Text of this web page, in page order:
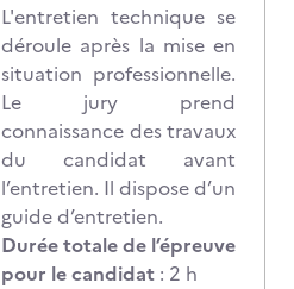
L'entretien technique se
déroule après la mise en
situation professionnelle.
Le jury prend
connaissance des travaux
du candidat avant
l’entretien. Il dispose d’un
guide d’entretien.
Durée totale de l’épreuve
pour le candidat : 2 h